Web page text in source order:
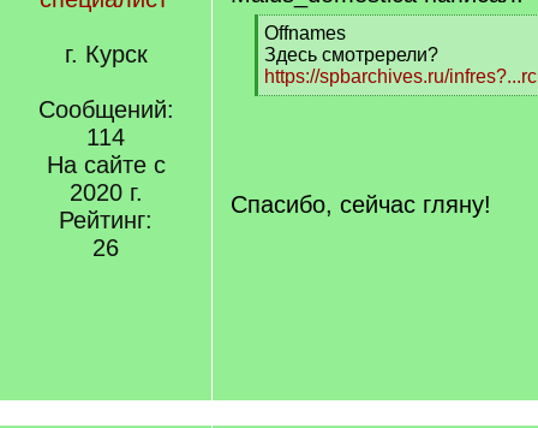
г. Курск
Сообщений:
114
На сайте с
2020 г.
Рейтинг:
26
[
q
]
Offnames
Здесь смотререли?
https://spbarchives.ru/
[
Спасибо, сейчас гляну!